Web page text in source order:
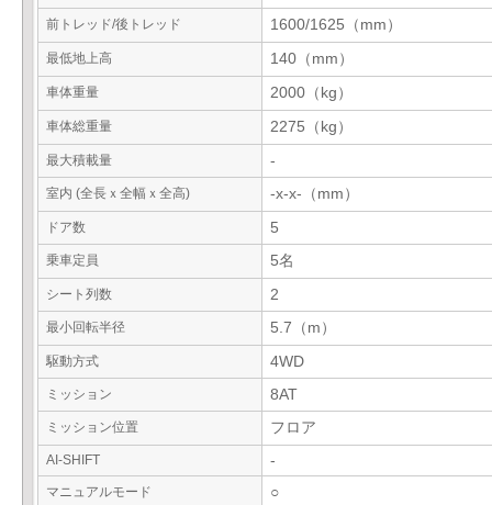
前トレッド/後トレッド 1600/1625（mm）
最低地上高 140（mm）
車体重量 2000（kg）
車体総重量 2275（kg）
最大積載量 -
室内 (全長ｘ全幅ｘ全高) -x-x-（mm）
ドア数 5
乗車定員 5名
シート列数 2
最小回転半径 5.7（m）
駆動方式 4WD
ミッション 8AT
ミッション位置 フロア
AI-SHIFT -
マニュアルモード ○